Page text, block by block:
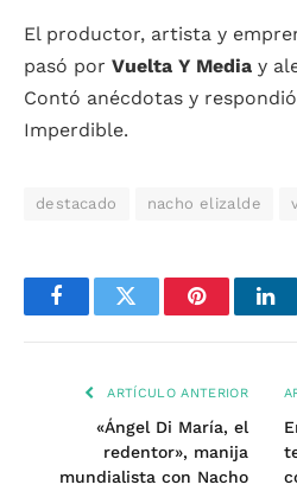
El productor, artista y
pasó por Vuelta Y Media y
Contó anécdotas y
Imperdible.
destacado nacho elizalde
FacebookTwitter Pinterest
ARTÍCULO ANTERIOR
«Ángel Di María, el
redentor», manija
mundialista con Nacho